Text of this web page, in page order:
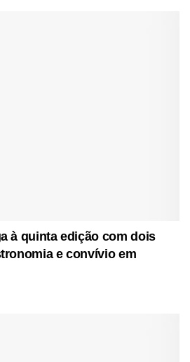
à quinta edição com dois
e convívio em